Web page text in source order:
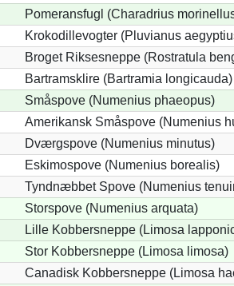
Pomeransfugl (Charadrius
Krokodillevogter (Pluvianus
Broget Riksesneppe (Rostratula
Bartramsklire (Bartramia longicauda)
Småspove (Numenius phaeopus)
Amerikansk Småspove (Numenius
Dværgspove (Numenius minutus)
Eskimospove (Numenius borealis)
Tyndnæbbet Spove (Numenius
Storspove (Numenius arquata)
Lille Kobbersneppe (Limosa
Stor Kobbersneppe (Limosa limosa)
Canadisk Kobbersneppe (Limosa